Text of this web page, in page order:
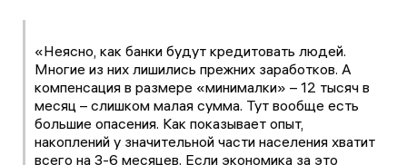
«Неясно, как банки будут кредитовать людей.
Многие из них лишились прежних заработков. А
компенсация в размере «минималки» – 12 тысяч в
месяц – слишком малая сумма. Тут вообще есть
большие опасения. Как показывает опыт,
накоплений у значительной части населения хватит
всего на 3-6 месяцев. Если экономика за это